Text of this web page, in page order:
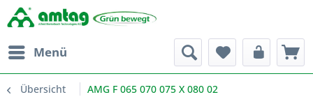
Menü
Übersicht AMG F 065 070 075 X 080 02